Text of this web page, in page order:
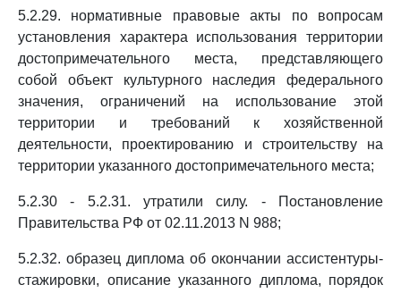
5.2.29. нормативные правовые акты по вопросам
установления характера использования территории
достопримечательного места, представляющего
собой объект культурного наследия федерального
значения, ограничений на использование этой
территории и требований к хозяйственной
деятельности, проектированию и строительству на
территории указанного достопримечательного места;
5.2.30 - 5.2.31. утратили силу. - Постановление
Правительства РФ от 02.11.2013 N 988;
5.2.32. образец диплома об окончании ассистентуры-
стажировки, описание указанного диплома, порядок